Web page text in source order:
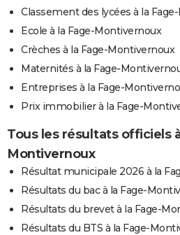
Classement des lycées à la
Ecole à la Fage-Montivernoux
Crèches à la Fage-Montivernoux
Maternités à la Fage-
Entreprises à la Fage-
Prix immobilier à la Fage-
Tous les résultats officiels
Montivernoux
Résultat municipale 2026 à la
Résultats du bac à la Fage-
Résultats du brevet à la Fage-
Résultats du BTS à la Fage-